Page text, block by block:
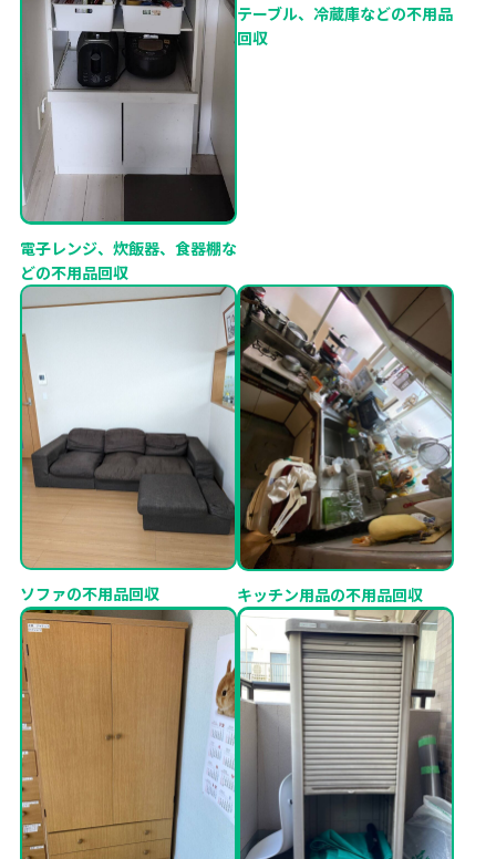
電子レンジ、炊飯器、食器棚な
どの不用品回収
テーブル、冷蔵庫などの不用品
回収
ソファの不用品回収 キッチン用品の不用品回収